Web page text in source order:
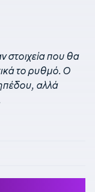
στοιχεία που θα
το ρυθμό. Ο
αλλά